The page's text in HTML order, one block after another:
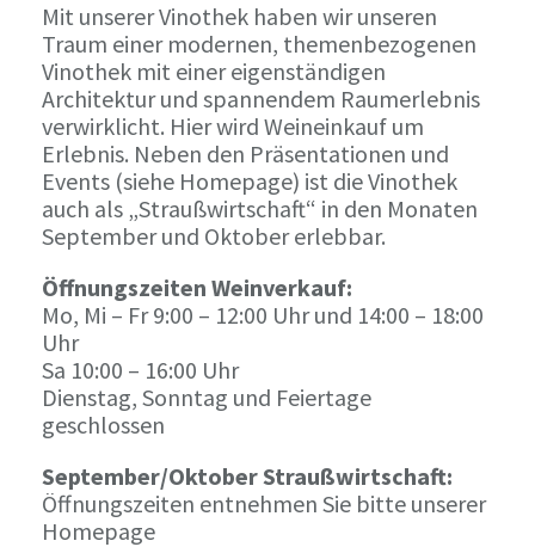
Mit unserer Vinothek haben wir unseren
Traum einer modernen, themenbezogenen
Vinothek mit einer eigenständigen
Architektur und spannendem Raumerlebnis
verwirklicht. Hier wird Weineinkauf um
Erlebnis. Neben den Präsentationen und
Events (siehe Homepage) ist die Vinothek
auch als „Straußwirtschaft“ in den Monaten
September und Oktober erlebbar.
Öffnungszeiten Weinverkauf:
Mo, Mi – Fr 9:00 – 12:00 Uhr und 14:00 – 18:00
Uhr
Sa 10:00 – 16:00 Uhr
Dienstag, Sonntag und Feiertage
geschlossen
September/Oktober Straußwirtschaft:
Öffnungszeiten entnehmen Sie bitte unserer
Homepage